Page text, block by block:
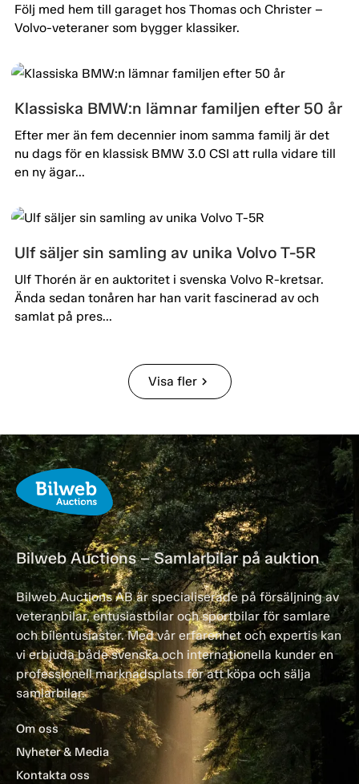
Följ med hem till garaget hos Thomas och Christer –
Volvo-veteraner som bygger klassiker.
Klassiska BMW:n lämnar familjen efter 50 år
Efter mer än fem decennier inom samma familj är det
nu dags för en klassisk BMW 3.0 CSI att rulla vidare till
en ny ägar...
Ulf säljer sin samling av unika Volvo T-5R
Ulf Thorén är en auktoritet i svenska Volvo R-kretsar.
Ända sedan tonåren har han varit fascinerad av och
samlat på pres...
Visa flerchevron_right
Bilweb Auctions – Samlarbilar på auktion
Bilweb Auctions AB är specialiserade på försäljning av
veteranbilar, entusiastbilar och sportbilar för samlare
och bilentusiaster. Med vår erfarenhet och expertis kan
vi erbjuda både svenska och internationella kunder en
professionell marknadsplats för att köpa och sälja
samlarbilar.
Om oss
Nyheter & Media
Kontakta oss